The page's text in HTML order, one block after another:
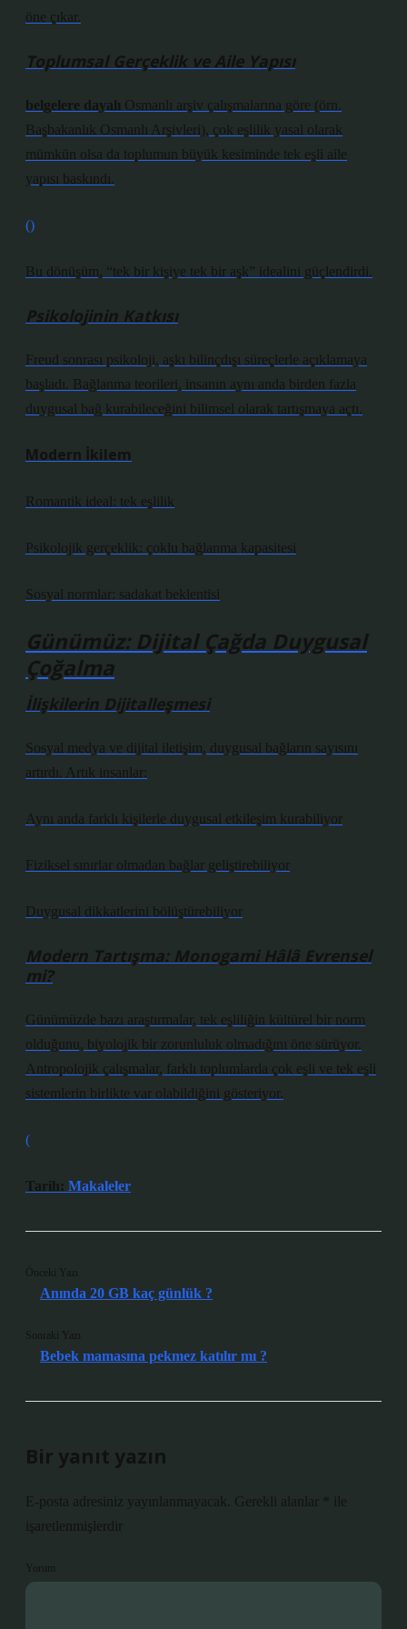
öne çıkar.
Toplumsal Gerçeklik ve Aile Yapısı
belgelere dayalı Osmanlı arşiv çalışmalarına göre (örn.
Başbakanlık Osmanlı Arşivleri), çok eşlilik yasal olarak
mümkün olsa da toplumun büyük kesiminde tek eşli aile
yapısı baskındı.
()
Bu dönüşüm, “tek bir kişiye tek bir aşk” idealini güçlendirdi.
Psikolojinin Katkısı
Freud sonrası psikoloji, aşkı bilinçdışı süreçlerle açıklamaya
başladı. Bağlanma teorileri, insanın aynı anda birden fazla
duygusal bağ kurabileceğini bilimsel olarak tartışmaya açtı.
Modern İkilem
Romantik ideal: tek eşlilik
Psikolojik gerçeklik: çoklu bağlanma kapasitesi
Sosyal normlar: sadakat beklentisi
Günümüz: Dijital Çağda Duygusal
Çoğalma
İlişkilerin Dijitalleşmesi
Sosyal medya ve dijital iletişim, duygusal bağların sayısını
artırdı. Artık insanlar:
Aynı anda farklı kişilerle duygusal etkileşim kurabiliyor
Fiziksel sınırlar olmadan bağlar geliştirebiliyor
Duygusal dikkatlerini bölüştürebiliyor
Modern Tartışma: Monogami Hâlâ Evrensel
mi?
Günümüzde bazı araştırmalar, tek eşliliğin kültürel bir norm
olduğunu, biyolojik bir zorunluluk olmadığını öne sürüyor.
Antropolojik çalışmalar, farklı toplumlarda çok eşli ve tek eşli
sistemlerin birlikte var olabildiğini gösteriyor.
(
Tarih: Makaleler
Önceki Yazı
Anında 20 GB kaç günlük ?
Sonraki Yazı
Bebek mamasına pekmez katılır mı ?
Bir yanıt yazın
E-posta adresiniz yayınlanmayacak. Gerekli alanlar
ile
işaretlenmişlerdir
Yorum